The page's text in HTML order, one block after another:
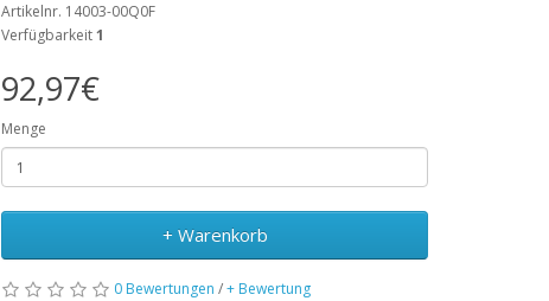
Artikelnr. 14003-00Q0F
Verfügbarkeit1
92,97€
Menge
+ Warenkorb
0 Bewertungen /+ Bewertung